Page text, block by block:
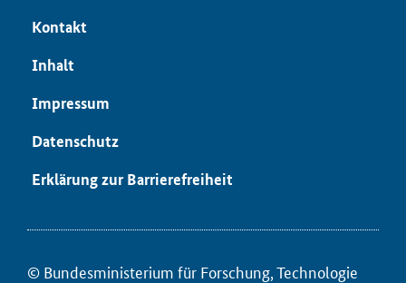
Kon­takt
In­halt
Im­pres­sum
Da­ten­schutz
Er­klä­rung zur Bar­rie­re­frei­heit
© Bun­des­mi­nis­te­ri­um für ­For­schung, Tech­no­lo­gie